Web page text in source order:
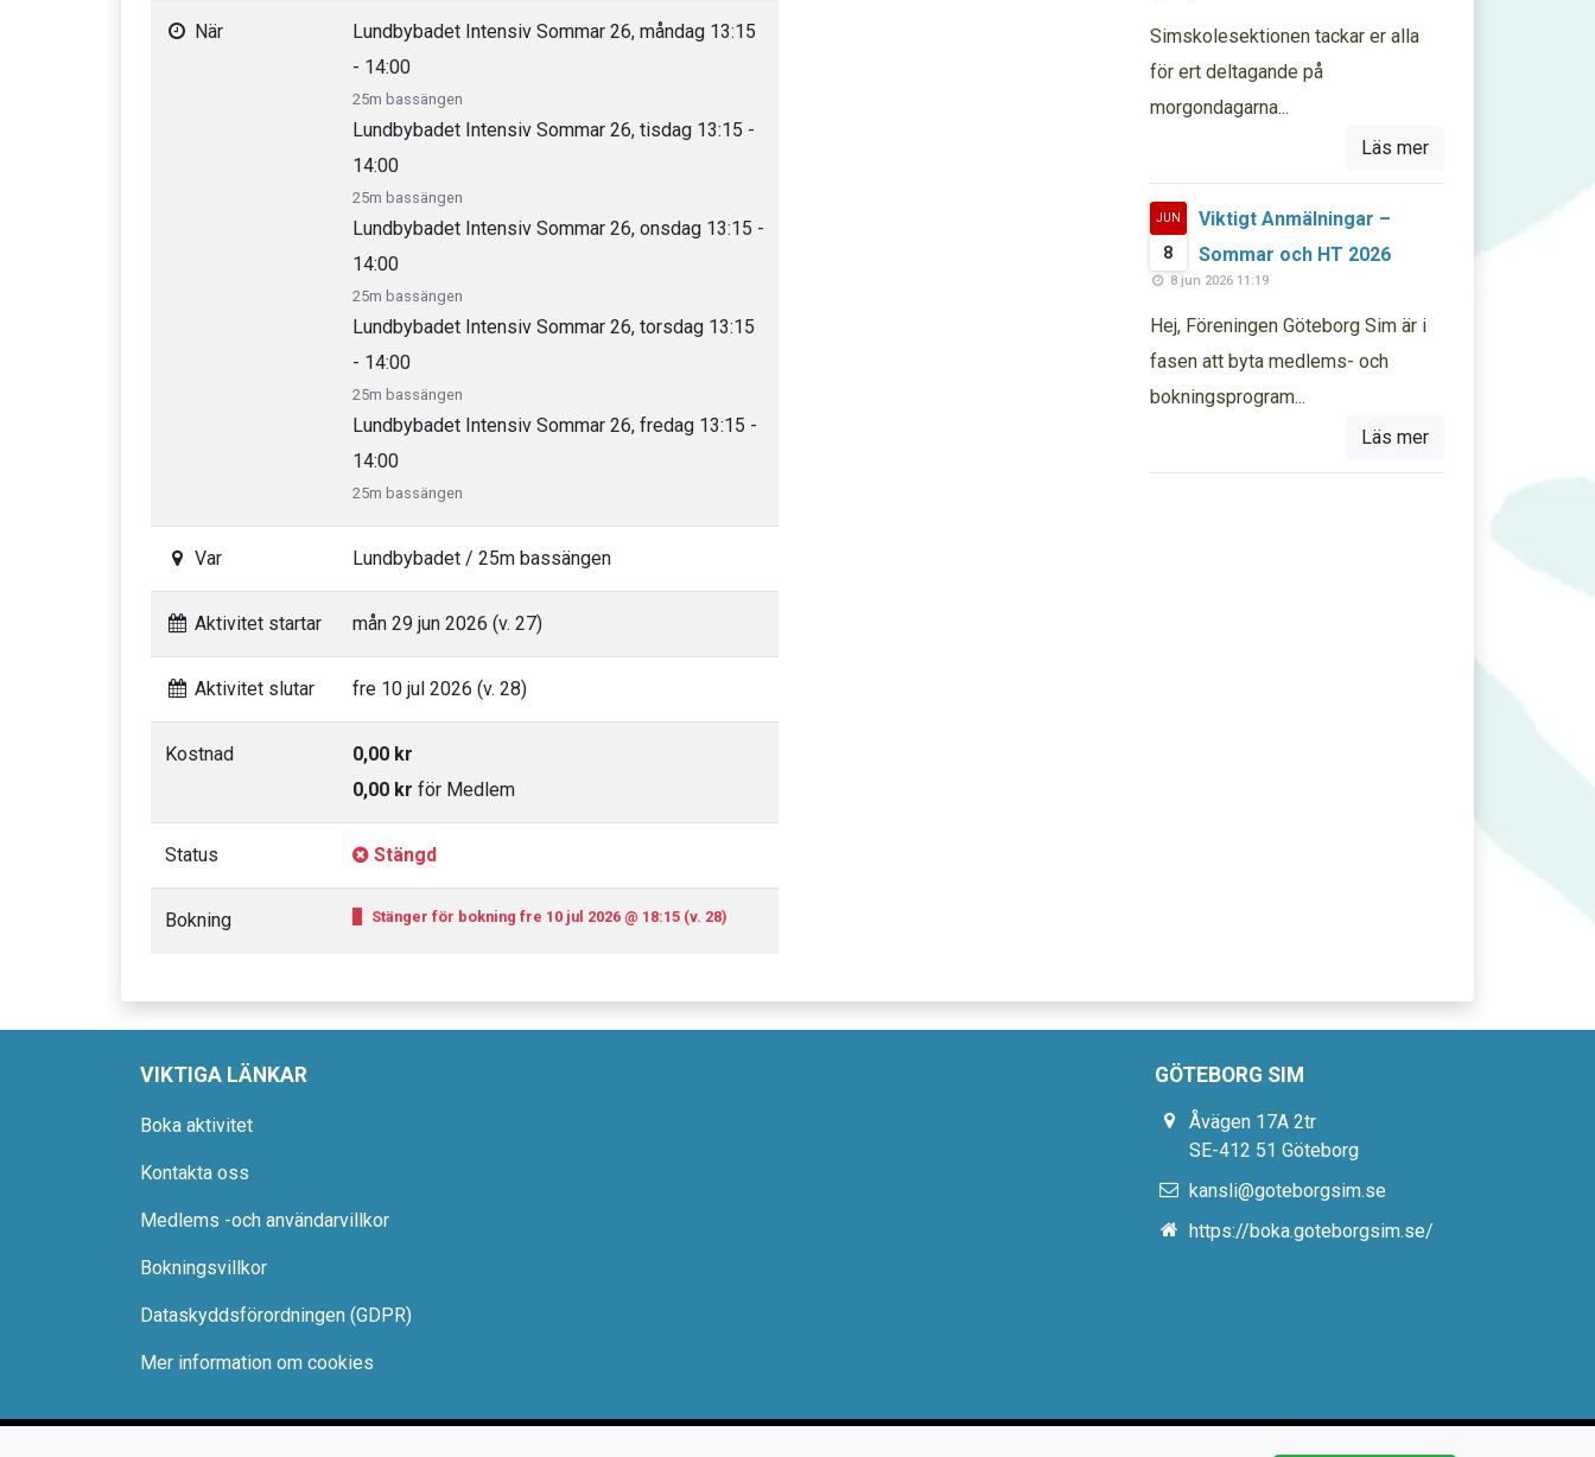
När
Lundbybadet Intensiv Sommar 26, måndag 13:15
- 14:00
25m bassängen
Lundbybadet Intensiv Sommar 26, tisdag 13:15 -
14:00
25m bassängen
Lundbybadet Intensiv Sommar 26, onsdag 13:15 -
14:00
25m bassängen
Lundbybadet Intensiv Sommar 26, torsdag 13:15
- 14:00
25m bassängen
Lundbybadet Intensiv Sommar 26, fredag 13:15 -
14:00
25m bassängen
Var Lundbybadet / 25m bassängen
Aktivitet startar mån 29 jun 2026 (v. 27)
Aktivitet slutar fre 10 jul 2026 (v. 28)
Kostnad
0,00 kr
0,00 kr för Medlem
Status Stängd
Bokning Stänger för bokning fre 10 jul 2026 @ 18:15 (v. 28)
Simskolesektionen tackar er alla
för ert deltagande på
morgondagarna...
Läs mer
JUN
8
Viktigt Anmälningar –
Sommar och HT 2026
8 jun 2026 11:19
Hej, Föreningen Göteborg Sim är i
fasen att byta medlems- och
bokningsprogram...
Läs mer
VIKTIGA LÄNKAR
Boka aktivitet
Kontakta oss
Medlems -och användarvillkor
Bokningsvillkor
Dataskyddsförordningen (GDPR)
Mer information om cookies
GÖTEBORG SIM
Åvägen 17A 2tr
SE-412 51 Göteborg
kansli@goteborgsim.se
https://boka.goteborgsim.se/